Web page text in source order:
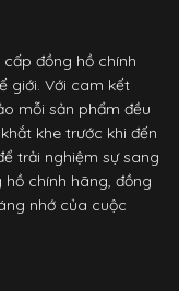
đồng hồ chính
giới. Với cam kết
mỗi sản phẩm đều
khe trước khi đến
trải nghiệm sự sang
chính hãng, đồng
nhớ của cuộc